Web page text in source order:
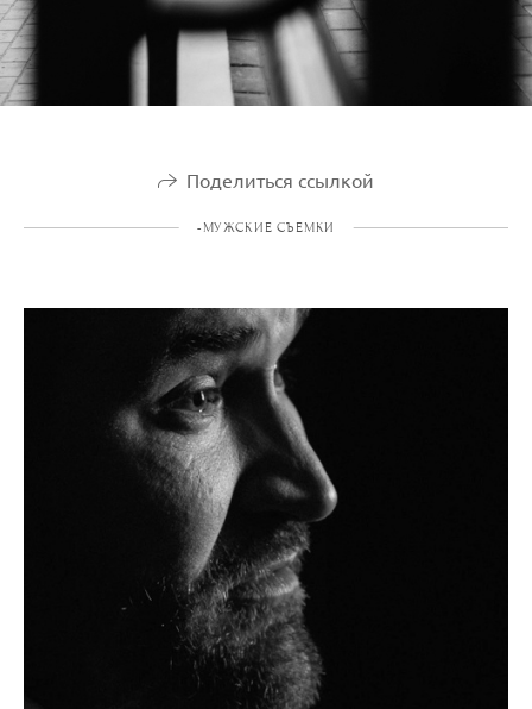
Поделиться ссылкой
-МУЖСКИЕ СЪЕМКИ